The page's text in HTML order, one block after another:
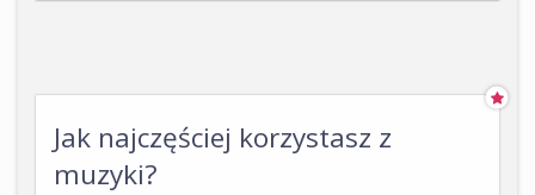
Jak najczęściej korzystasz z
muzyki?